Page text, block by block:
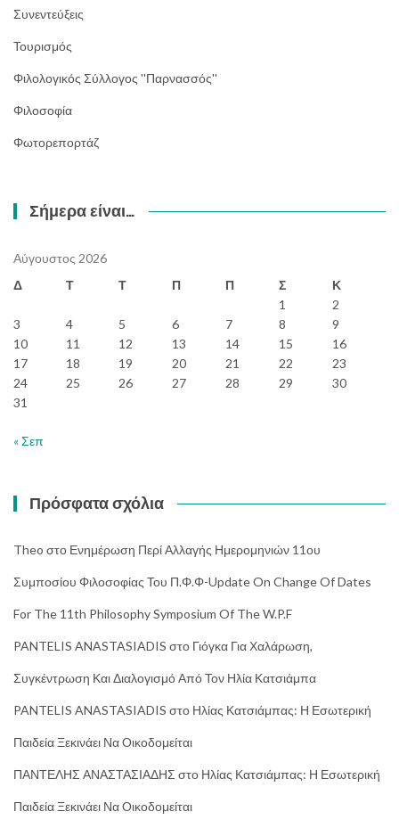
Συνεντεύξεις
Τουρισμός
Φιλολογικός Σύλλογος ''Παρνασσός''
Φιλοσοφία
Φωτορεπορτάζ
Σήμερα είναι…
Αύγουστος 2026
Δ
Τ Τ Π Π Σ
Κ
1
2
3
4 5 6 7 8
9
10
11 12 13 14 15
16
17
18 19 20 21 22
23
24
25 26 27 28 29
30
31
« Σεπ
Πρόσφατα σχόλια
Theo στο Ενημέρωση Περί Αλλαγής Ημερομηνιών 11ου
Συμποσίου Φιλοσοφίας Του Π.Φ.Φ-Update On Change Of Dates
For The 11th Philosophy Symposium Of The W.P.F
PANTELIS ANASTASIADIS στο Γιόγκα Για Χαλάρωση,
Συγκέντρωση Και Διαλογισμό Από Τον Ηλία Κατσιάμπα
PANTELIS ANASTASIADIS στο Ηλίας Κατσιάμπας: Η Εσωτερική
Παιδεία Ξεκινάει Να Οικοδομείται
ΠΑΝΤΕΛΗΣ ΑΝΑΣΤΑΣΙΑΔΗΣ στο Ηλίας Κατσιάμπας: Η Εσωτερική
Παιδεία Ξεκινάει Να Οικοδομείται